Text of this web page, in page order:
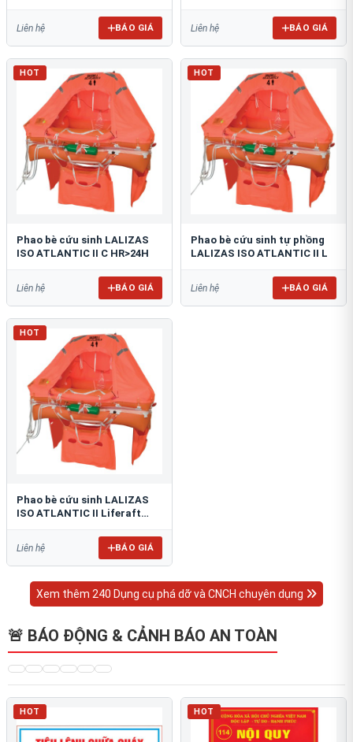
Liên hệ BÁO GIÁ Liên hệ BÁO GIÁ
HOT
Phao bè cứu sinh LALIZAS
ISO ATLANTIC II C HR>24H
Liên hệ BÁO GIÁ
HOT
Phao bè cứu sinh tự phồng
LALIZAS ISO ATLANTIC II L
Liên hệ BÁO GIÁ
HOT
Phao bè cứu sinh LALIZAS
ISO ATLANTIC II Liferaft
Liên hệ BÁO GIÁ
Xem thêm 240 Dụng cụ phá dỡ và CNCH chuyên dụng
🚨 BÁO ĐỘNG & CẢNH BÁO AN TOÀN
HOT HOT